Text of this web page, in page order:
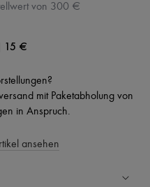
von 300 €
15 €
mit Paketabholung von
in Anspruch.
ansehen